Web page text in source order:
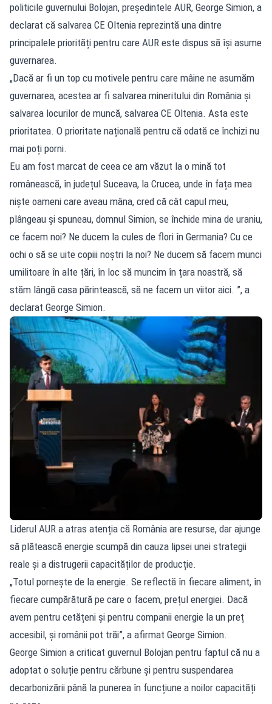
politicile guvernului Bolojan, președintele AUR, George Simion, a
declarat că salvarea CE Oltenia reprezintă una dintre
principalele priorități pentru care AUR este dispus să își asume
guvernarea.
„Dacă ar fi un top cu motivele pentru care mâine ne asumăm
guvernarea, acestea ar fi salvarea mineritului din România și
salvarea locurilor de muncă, salvarea CE Oltenia. Asta este
prioritatea. O prioritate națională pentru că odată ce închizi nu
mai poți porni.
Eu am fost marcat de ceea ce am văzut la o mină tot
românească, în județul Suceava, la Crucea, unde în fața mea
niște oameni care aveau mâna, cred că cât capul meu,
plângeau și spuneau, domnul Simion, se închide mina de uraniu,
ce facem noi? Ne ducem la cules de flori în Germania? Cu ce
ochi o să se uite copiii noștri la noi? Ne ducem să facem munci
umilitoare în alte țări, în loc să muncim în țara noastră, să
stăm lângă casa părintească, să ne facem un viitor aici. ”, a
declarat George Simion.
Liderul AUR a atras atenția că România are resurse, dar ajunge
să plătească energie scumpă din cauza lipsei unei strategii
reale și a distrugerii capacităților de producție.
„Totul pornește de la energie. Se reflectă în fiecare aliment, în
fiecare cumpărătură pe care o facem, prețul energiei. Dacă
avem pentru cetățeni și pentru companii energie la un preț
accesibil, și românii pot trăi”, a afirmat George Simion.
George Simion a criticat guvernul Bolojan pentru faptul că nu a
adoptat o soluție pentru cărbune și pentru suspendarea
decarbonizării până la punerea în funcțiune a noilor capacități